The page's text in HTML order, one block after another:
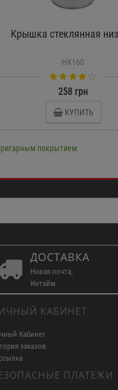
Крышка стеклянная
НК160
258 грн
КУПИТЬ
покрытием
ДОСТАВКА
Новая почта,
Интайм
КАБИНЕТ
Кабинет
заказов
ПЛАТЕЖИ